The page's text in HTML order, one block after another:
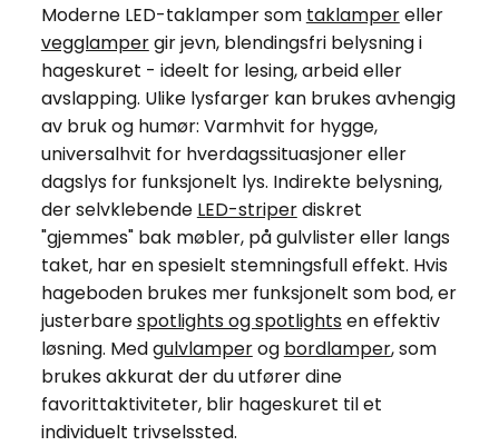
Moderne LED-taklamper som taklampereller
vegglampergir jevn, blendingsfri belysning i
hageskuret - ideelt for lesing, arbeid eller
avslapping. Ulike lysfarger kan brukes avhengig
av bruk og humør: Varmhvit for hygge,
universalhvit for hverdagssituasjoner eller
dagslys for funksjonelt lys. Indirekte belysning,
der selvklebende LED-striperdiskret
"gjemmes" bak møbler, på gulvlister eller langs
taket, har en spesielt stemningsfull effekt. Hvis
hageboden brukes mer funksjonelt som bod, er
justerbarespotlights og spotlightsen effektiv
løsning. Medgulvlamperog bordlamper, som
brukes akkurat der du utfører dine
favorittaktiviteter, blir hageskuret til et
individuelt trivselssted.